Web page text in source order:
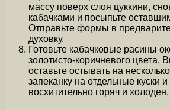
массу поверх слоя цуккини,
кабачками и посыпьте
Отправьте формы в
духовку.
Готовьте кабачковые расины
золотисто-коричневого цвета.
оставьте остывать на
запеканку на отдельные куски
восхитительно горяч и